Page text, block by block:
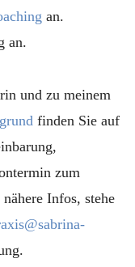
an.
an.
und zu meinem
finden Sie auf
zum
Infos, stehe